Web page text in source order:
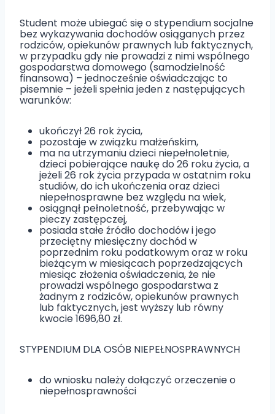
Student może ubiegać się o stypendium socjalne
bez wykazywania dochodów osiąganych przez
rodziców, opiekunów prawnych lub faktycznych,
w przypadku gdy nie prowadzi z nimi wspólnego
gospodarstwa domowego (samodzielność
finansowa) – jednocześnie oświadczając to
pisemnie – jeżeli spełnia jeden z następujących
warunków:
ukończył 26 rok życia,
pozostaje w związku małżeńskim,
ma na utrzymaniu dzieci niepełnoletnie,
dzieci pobierające naukę do 26 roku życia, a
jeżeli 26 rok życia przypada w ostatnim roku
studiów, do ich ukończenia oraz dzieci
niepełnosprawne bez względu na wiek,
osiągnął pełnoletność, przebywając w
pieczy zastępczej,
posiada stałe źródło dochodów i jego
przeciętny miesięczny dochód w
poprzednim roku podatkowym oraz w roku
bieżącym w miesiącach poprzedzających
miesiąc złożenia oświadczenia, że nie
prowadzi wspólnego gospodarstwa z
żadnym z rodziców, opiekunów prawnych
lub faktycznych, jest wyższy lub równy
kwocie 1696,80 zł.
STYPENDIUM DLA OSÓB NIEPEŁNOSPRAWNYCH
do wniosku należy dołączyć orzeczenie o
niepełnosprawności